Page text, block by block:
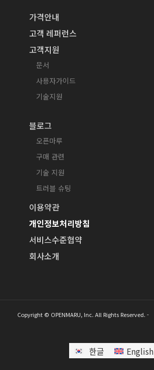
가격안내
고객 레퍼런스
고객지원
문서
사용자가이드
기술지원
블로그
오픈마루
구매 관련
기술 지원
트러블 슈팅
이용약관
개인정보처리방침
서비스수준협약
회사소개
Copyright © OPENMARU, Inc. All Rights Reserved. -
한글 English